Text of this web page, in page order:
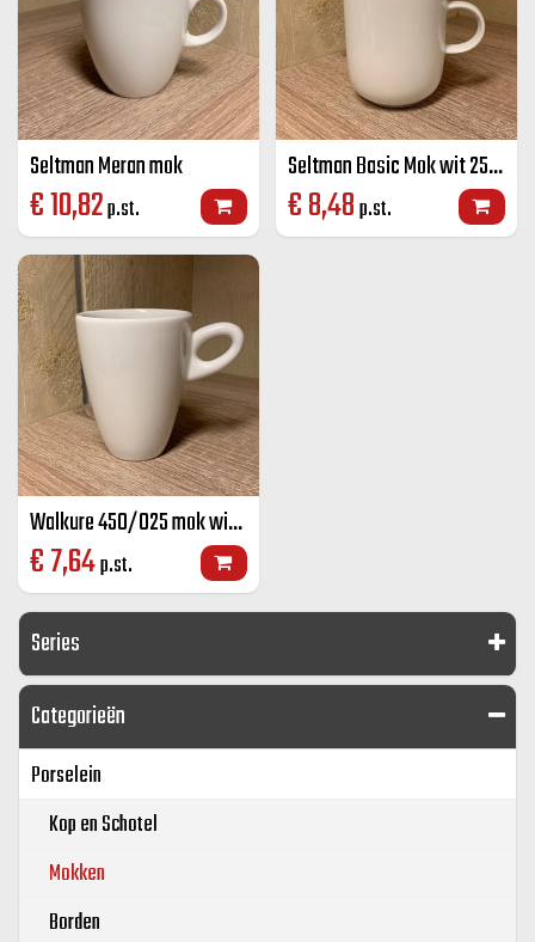
Series
Categorieën
Porselein
Kop en Schotel
Mokken
Borden
Seltman Meran mok
€10,82p.st.
Seltman Basic Mok wit 25 cl
€8,48p.st.
Walkure 450/025 mok wit 25 cl
€7,64p.st.